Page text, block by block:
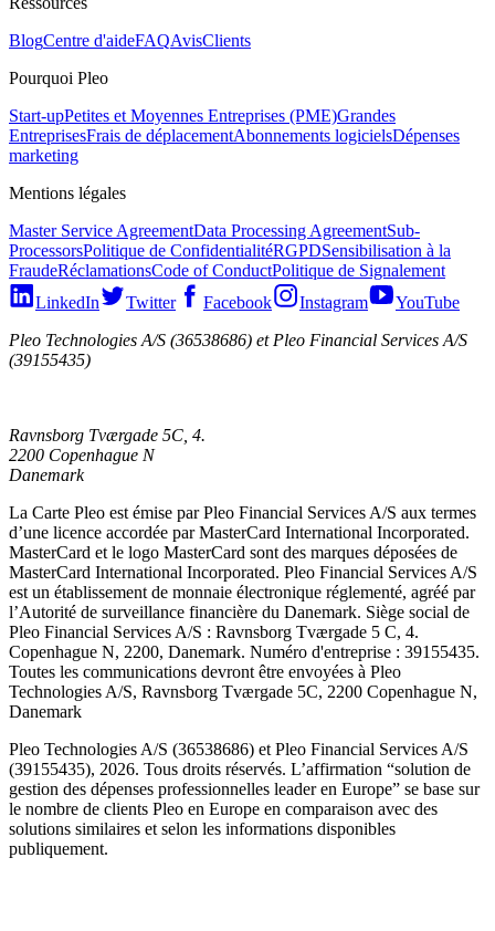
BlogCentre d'aideFAQAvisClients
Pourquoi Pleo
Start-upPetites et Moyennes Entreprises (PME)Grandes
EntreprisesFrais de déplacementAbonnements logicielsDépenses
marketing
Mentions légales
Master Service AgreementData Processing AgreementSub-
ProcessorsPolitique de ConfidentialitéRGPDSensibilisation à la
FraudeRéclamationsCode of ConductPolitique de Signalement
LinkedIn
Twitter Facebook Instagram
YouTube
Pleo Technologies A/S (36538686) et Pleo Financial Services A/S
(39155435)
Ravnsborg Tværgade 5C, 4.
2200 Copenhague N
Danemark
La Carte Pleo est émise par Pleo Financial Services A/S aux termes
d’une licence accordée par MasterCard International Incorporated.
MasterCard et le logo MasterCard sont des marques déposées de
MasterCard International Incorporated. Pleo Financial Services A/S
est un établissement de monnaie électronique réglementé, agréé par
l’Autorité de surveillance financière du Danemark. Siège social de
Pleo Financial Services A/S : Ravnsborg Tværgade 5 C, 4.
Copenhague N, 2200, Danemark. Numéro d'entreprise : 39155435.
Toutes les communications devront être envoyées à Pleo
Technologies A/S, Ravnsborg Tværgade 5C, 2200 Copenhague N,
Danemark
Pleo Technologies A/S (36538686) et Pleo Financial Services A/S
(39155435), 2026. Tous droits réservés. L’affirmation “solution de
gestion des dépenses professionnelles leader en Europe” se base sur
le nombre de clients Pleo en Europe en comparaison avec des
solutions similaires et selon les informations disponibles
publiquement.